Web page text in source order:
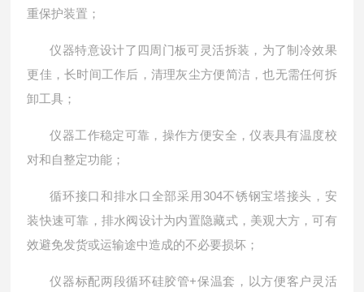
重保护装置；
仪器特意设计了四周门板可灵活拆装，为了制冷效果
更佳，长时间工作后，清理灰尘方便简洁，也无需任何拆
卸工具；
仪器工作稳定可靠，操作方便安全，仪表具有温度校
对和自整定功能；
循环接口和排水口全部采用304不锈钢宝塔接头，安
装快速可靠，排水阀设计为内置隐藏式，美观大方，可有
效避免发货或运输途中造成的不必要损坏；
仪器标配两段循环硅胶管+保温套，以方便客户灵活